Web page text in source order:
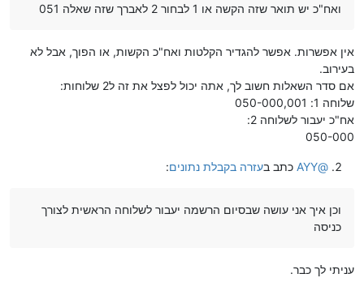
ואח"כ יש תואר שזה הקשה או 1 לבחור 2 לאברך שזה שאלה 051
אין אפשרות. אפשר להגדיר הקלטות ואח"כ הקשות, או הפוך, אבל לא
בעירוב.
אם סדר השאלות חשוב לך, אתה יכול לפצל את זה ל2 שלוחות:
שלוחה 1: 050-000,001
אח"כ יעבור לשלוחה 2:
050-000
@
AYY כתב בעזרה בקבלת נתונים:
וכן איך אני עושה שבסיום הרשמה יעבור לשלוחה הראשית לצורך
כניסה
עניתי לך כבר.